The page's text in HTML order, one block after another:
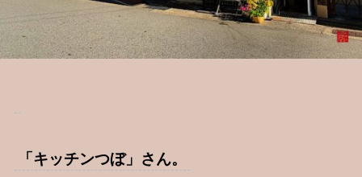
「キッチンつぼ」さん。